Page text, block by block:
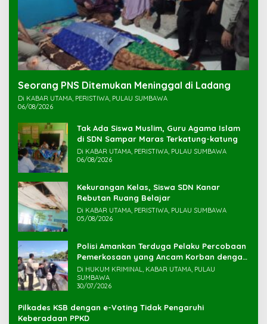
Seorang PNS Ditemukan Meninggal di Ladang
Di KABAR UTAMA, PERISTIWA, PULAU SUMBAWA
06/08/2026
Tak Ada Siswa Muslim, Guru Agama Islam
di SDN Sampar Maras Terkatung-katung ‎
Di KABAR UTAMA, PERISTIWA, PULAU SUMBAWA
06/08/2026
Kekurangan Kelas, Siswa SDN Kanar
Rebutan Ruang Belajar
Di KABAR UTAMA, PERISTIWA, PULAU SUMBAWA
05/08/2026
Polisi Amankan Terduga Pelaku Percobaan
Pemerkosaan yang Ancam Korban dengan
Parang
Di HUKUM KRIMINAL, KABAR UTAMA, PULAU
SUMBAWA
30/07/2026
Pilkades KSB dengan e-Voting Tidak Pengaruhi
Keberadaan PPKD